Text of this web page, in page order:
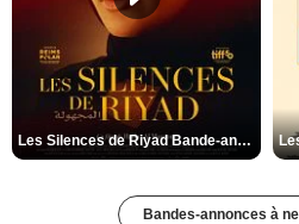
Les Silences de Riyad Bande-annonce VO STFR
Bandes-annonces à